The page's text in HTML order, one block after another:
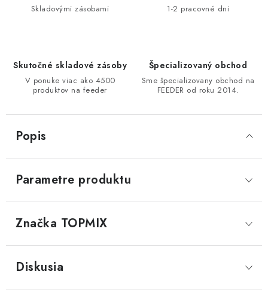
ZNAČKYSkladovými zásobami 1-2 pracovné dni
Skutočné skladové zásoby
V ponuke viac ako 4500
produktov na feeder
Špecializovaný obchod
Sme špecializovany obchod na
FEEDER od roku 2014.
Popis
Parametre produktu
Značka TOPMIX
Diskusia